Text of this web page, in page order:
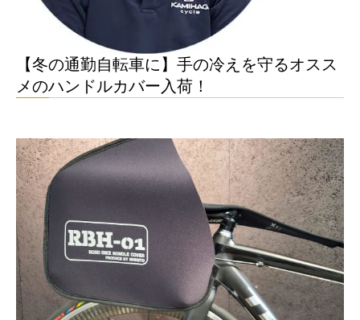
【冬の通勤自転車に】手の冷えを守るオスス
メのハンドルカバー入荷！